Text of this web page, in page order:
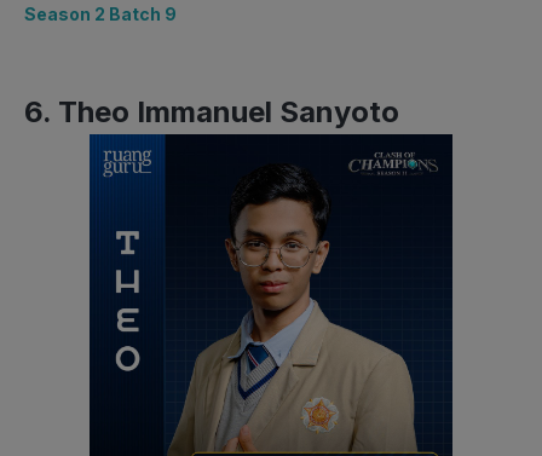
Season 2 Batch 9
6. Theo Immanuel Sanyoto